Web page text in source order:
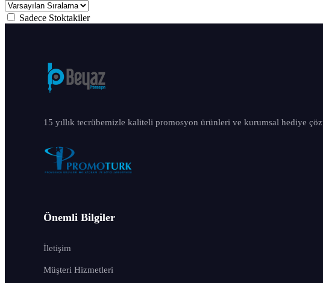
Sadece Stoktakiler
15 yıllık tecrübemizle kaliteli promosyon ürünleri ve kurumsal hediye
Önemli Bilgiler
İletişim
Müşteri Hizmetleri